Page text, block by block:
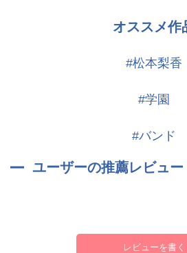
オススメ作
#松本梨香
#学園
#バンド
ユーザーの推薦レビュー
レビューを書く